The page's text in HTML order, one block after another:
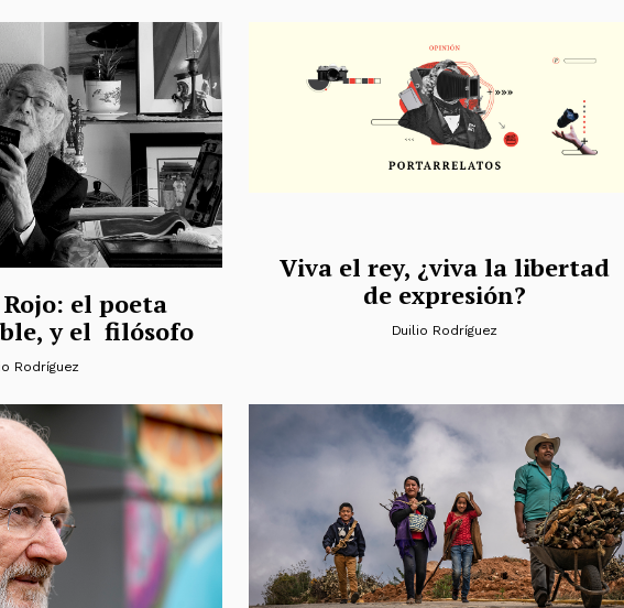
el poeta
y el filósofo
Rodríguez
Viva el rey, ¿viva la libertad
de expresión?
Duilio Rodríguez